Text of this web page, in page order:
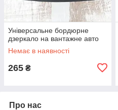
Універсальне бордюрне
дзеркало на вантажне авто
Немає в наявності
265 ₴
Про нас